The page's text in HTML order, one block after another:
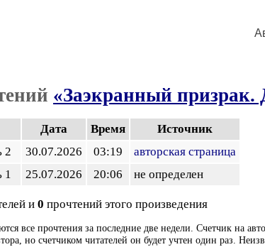
«Заэкранный призрак.
Дата Время
Источник
2
30.07.2026 03:19
авторская страница
1
25.07.2026 20:06 не определен
и 0 прочтений этого произведения
все прочтения за последние две недели. Счетчик на
но счетчиком читателей он будет учтен один раз.